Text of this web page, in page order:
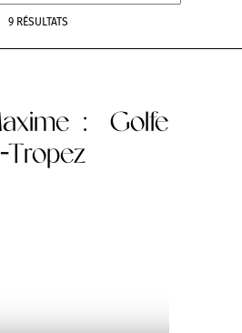
9 RÉSULTATS
: Golfe